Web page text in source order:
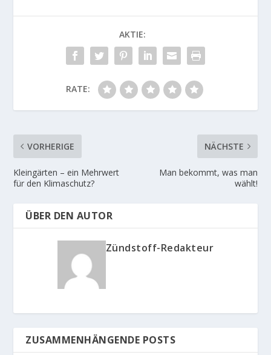
AKTIE:
RATE:
VORHERIGE
Kleingärten – ein Mehrwert
für den Klimaschutz?
NÄCHSTE
Man bekommt, was man
wählt!
ÜBER DEN AUTOR
Zündstoff-Redakteur
ZUSAMMENHÄNGENDE POSTS